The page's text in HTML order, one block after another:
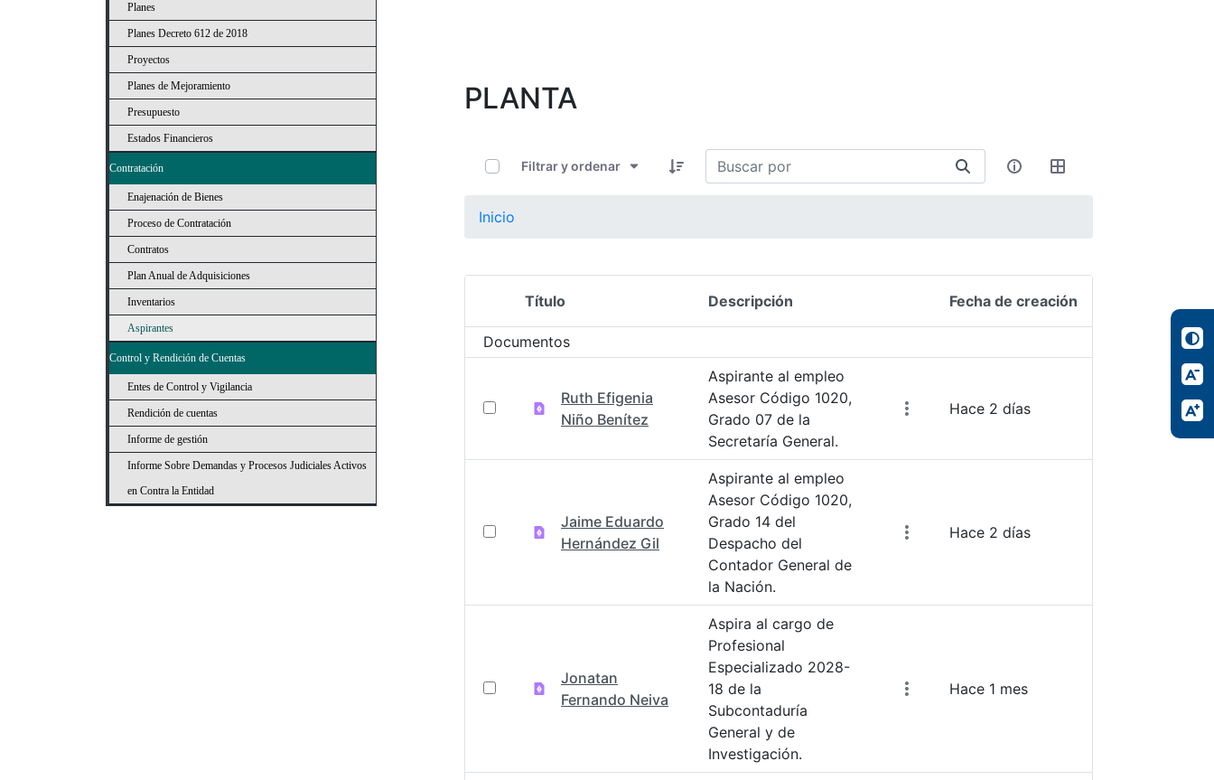
Planes
Planes Decreto 612 de 2018
Proyectos
Planes de Mejoramiento
Presupuesto
Estados Financieros
Contratación
Enajenación de Bienes
Proceso de Contratación
Contratos
Plan Anual de Adquisiciones
Inventarios
Aspirantes
Control y Rendición de Cuentas
Entes de Control y Vigilancia
Rendición de cuentas
Informe de gestión
Informe Sobre Demandas y Procesos Judiciales Activos
en Contra la Entidad
PLANTA
Filtrar y ordenar
Inicio
Selección del elemento
Título Descripción Fecha de creación
Documentos
Ruth Efigenia
Niño Benítez
Aspirante al empleo
Asesor Código 1020,
Grado 07 de la
Secretaría General.
Hace 2 días
Jaime Eduardo
Hernández Gil
Aspirante al empleo
Asesor Código 1020,
Grado 14 del
Despacho del
Contador General de
la Nación.
Hace 2 días
Jonatan
Fernando Neiva
Aspira al cargo de
Profesional
Especializado 2028-
18 de la
Subcontaduría
General y de
Investigación.
Hace 1 mes